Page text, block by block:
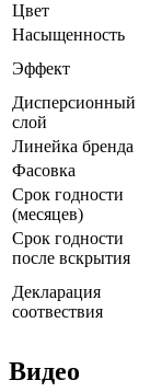
Цвет
Насыщенность
Эффект
Дисперсионный
слой
Линейка бренда
Фасовка
Срок годности
(месяцев)
Срок годности
после вскрытия
Декларация
соотвествия
Видео